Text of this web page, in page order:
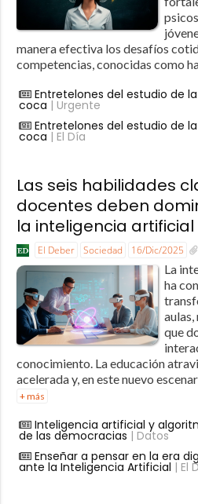
manera efectiva los desafíos
competencias, conocidas como
Entretelones del estudio de
coca | Urgente
Entretelones del estudio de
coca | El Día
Las seis habilidades
docentes deben
la inteligencia artificial
El Deber Sociedad 16/Dic/2025
La
ha
que
conocimiento. La educación
acelerada y, en este nuevo
+ más
Inteligencia artificial y
de las democracias | Datos
Enseñar a pensar en la era
ante la Inteligencia Artificial | El